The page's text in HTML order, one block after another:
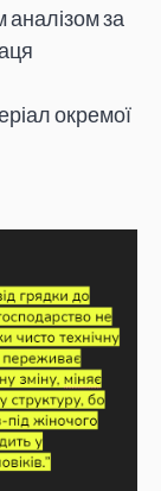
аналізом за
окремої